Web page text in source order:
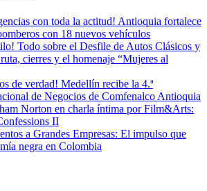
con toda la actitud! Antioquia fortalece
con 18 nuevos vehículos
Todo sobre el Desfile de Autos Clásicos y
cierres y el homenaje “Mujeres al
de verdad! Medellín recibe la 4.ª
de Negocios de Comfenalco Antioquia
Norton en charla íntima por Film&Arts:
II
a Grandes Empresas: El impulso que
negra en Colombia